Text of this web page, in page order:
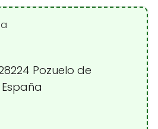
Pozuelo de